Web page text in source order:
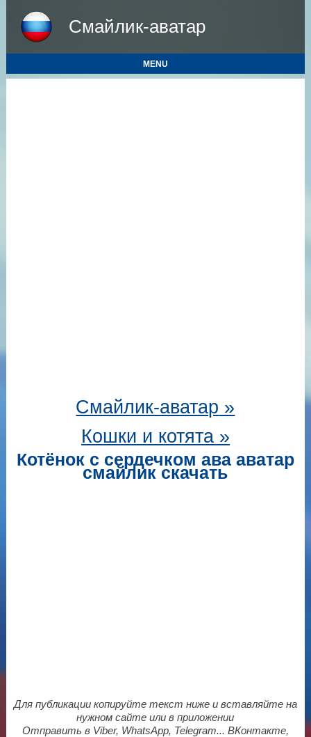
Смайлик-аватар
MENU
Смайлик-аватар »
Кошки и котята »
Котёнок с сердечком ава аватар
смайлик скачать
Для публикации копируйте текст ниже и вставляйте на
нужном сайте или в приложении
Отправить в Viber, WhatsApp, Telegram... ВКонтакте,